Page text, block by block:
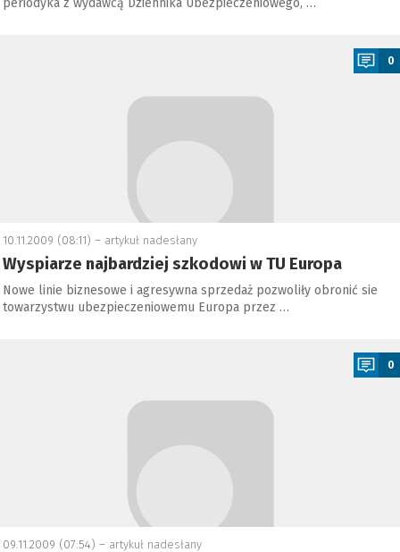
periodyka z wydawcą Dziennika Ubezpieczeniowego, …
0
10.11.2009 (08:11) – artykuł nadesłany
Wyspiarze najbardziej szkodowi w TU Europa
Nowe linie biznesowe i agresywna sprzedaż pozwoliły obronić sie
towarzystwu ubezpieczeniowemu Europa przez …
0
09.11.2009 (07:54) – artykuł nadesłany